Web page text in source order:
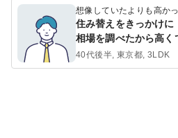
想像していたよりも高かっ
住み替えをきっかけに
相場を調べたから高く
40代後半, 東京都, 3LDK